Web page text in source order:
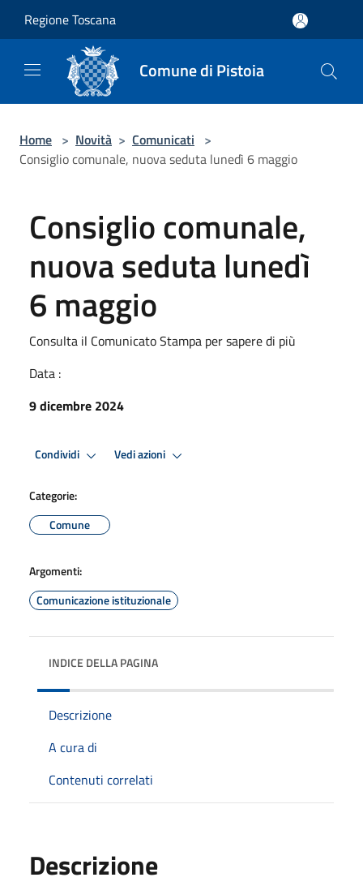
Regione Toscana
Comune di Pistoia
Home > Novità > Comunicati >
Consiglio comunale, nuova seduta lunedì 6 maggio
Consiglio comunale,
nuova seduta lunedì
6 maggio
Consulta il Comunicato Stampa per sapere di più
Data :
9 dicembre 2024
Condividi Vedi azioni
Categorie:
Comune
Argomenti:
Comunicazione istituzionale
INDICE DELLA PAGINA
Descrizione
A cura di
Contenuti correlati
Descrizione